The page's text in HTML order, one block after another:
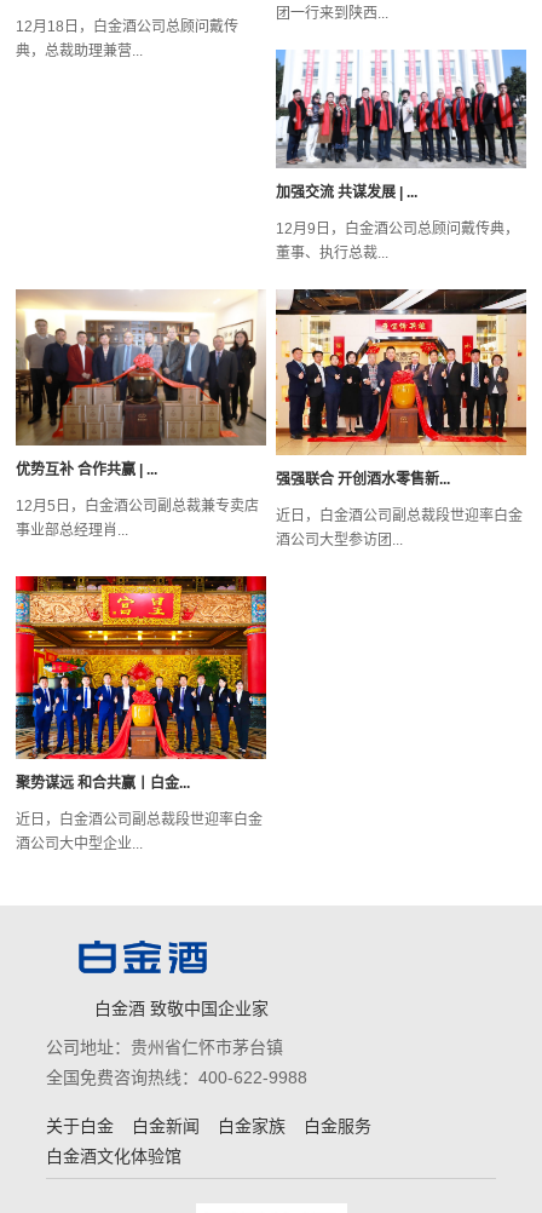
12月18日，白金酒公司总顾问戴传
典，总裁助理兼营...
团一行来到陕西...
加强交流 共谋发展 | ...
12月9日，白金酒公司总顾问戴传典，
董事、执行总裁...
优势互补 合作共赢 | ...
12月5日，白金酒公司副总裁兼专卖店
事业部总经理肖...
强强联合 开创酒水零售新...
近日，白金酒公司副总裁段世迎率白金
酒公司大型参访团...
聚势谋远 和合共赢丨白金...
近日，白金酒公司副总裁段世迎率白金
酒公司大中型企业...
白金酒 致敬中国企业家
公司地址：贵州省仁怀市茅台镇
全国免费咨询热线：400-622-9988
关于白金 白金新闻 白金家族
白金服务
白金酒文化体验馆